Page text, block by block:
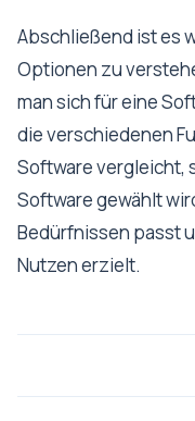
Abschließend ist es
Optionen zu
man sich für eine
die verschiedenen
Software vergleicht,
Software gewählt
Bedürfnissen passt
Nutzen erzielt.